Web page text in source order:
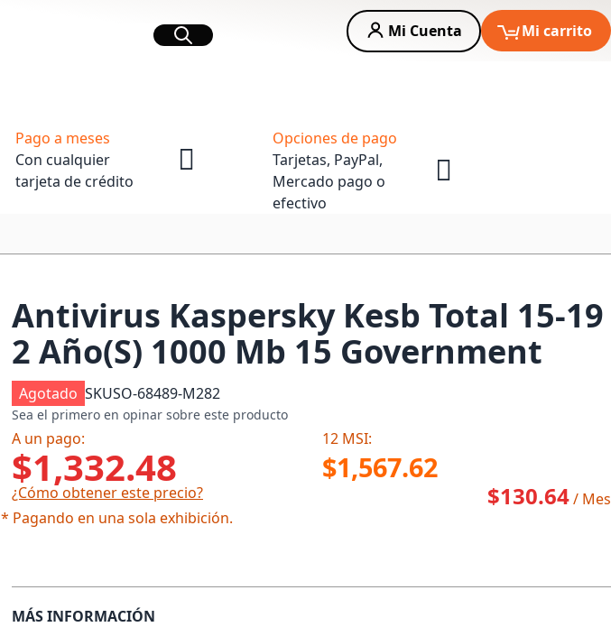
Buscar
Mi Cuenta Mi carrito
Pago a meses
Con cualquier
tarjeta de crédito
Opciones de pago
Tarjetas, PayPal,
Mercado pago o
efectivo
Antivirus Kaspersky Kesb Total 15-19
2 Año(S) 1000 Mb 15 Government
Agotado SKUSO-68489-M282
Sea el primero en opinar sobre este producto
A un pago: 12 MSI:
$1,332.48 $1,567.62
¿Cómo obtener este precio?
* Pagando en una sola exhibición.
$130.64/ Mes
MÁS INFORMACIÓN